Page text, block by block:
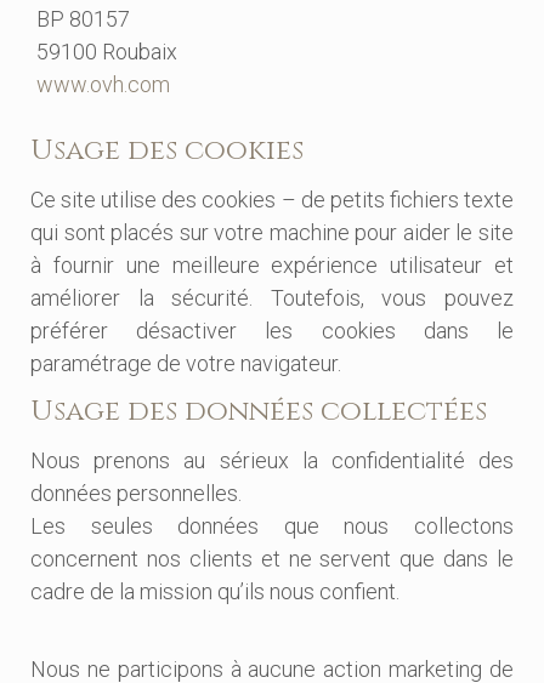
BP 80157
59100 Roubaix
www.ovh.com
Usage des cookies
Ce site utilise des cookies – de petits fichiers texte
qui sont placés sur votre machine pour aider le site
à fournir une meilleure expérience utilisateur et
améliorer la sécurité. Toutefois, vous pouvez
préférer désactiver les cookies dans le
paramétrage de votre navigateur.
Usage des données collectées
Nous prenons au sérieux la confidentialité des
données personnelles.
Les seules données que nous collectons
concernent nos clients et ne servent que dans le
cadre de la mission qu’ils nous confient.
Nous ne participons à aucune action marketing de